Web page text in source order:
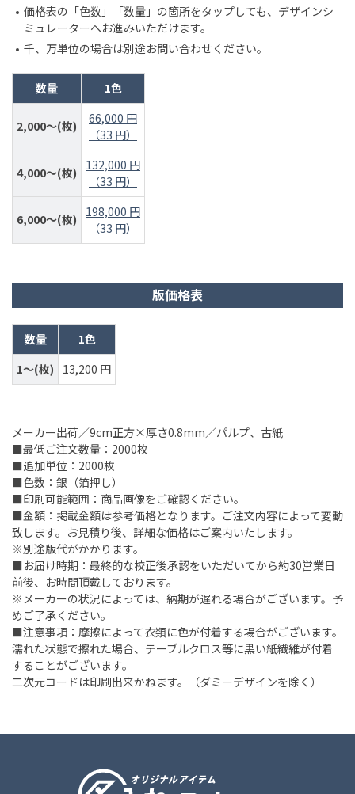
価格表の「色数」「数量」の箇所をタップしても、デザインシ
ミュレーターへお進みいただけます。
千、万単位の場合は別途お問い合わせください。
数量 1色
2,000～(枚)
66,000 円
（33 円）
4,000～(枚)
132,000 円
（33 円）
6,000～(枚)
198,000 円
（33 円）
版価格表
数量
1色
1～(枚)
13,200 円
メーカー出荷／9cm正方×厚さ0.8mm／パルプ、古紙
■最低ご注文数量：2000枚
■追加単位：2000枚
■色数：銀（箔押し）
■印刷可能範囲：商品画像をご確認ください。
■金額：掲載金額は参考価格となります。ご注文内容によって変動
致します。お見積り後、詳細な価格はご案内いたします。
※別途版代がかかります。
■お届け時期：最終的な校正後承認をいただいてから約30営業日
前後、お時間頂戴しております。
※メーカーの状況によっては、納期が遅れる場合がございます。予
めご了承ください。
■注意事項：摩擦によって衣類に色が付着する場合がございます。
濡れた状態で擦れた場合、テーブルクロス等に黒い紙繊維が付着
することがございます。
二次元コードは印刷出来かねます。（ダミーデザインを除く）